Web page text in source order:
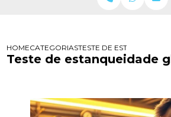
HOMECATEGORIASTESTE DE
Teste de estanqueidade